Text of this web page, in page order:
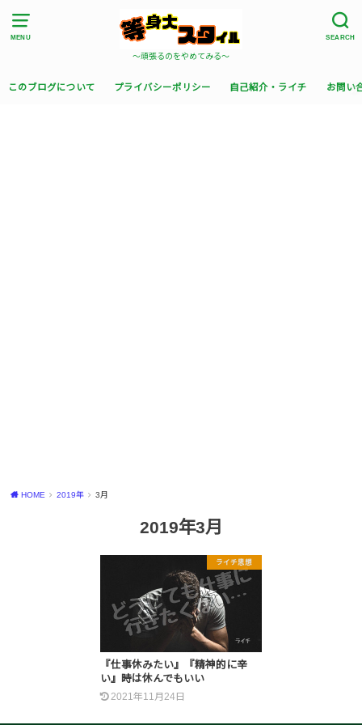
MENU SEARCH
〜頑張るのをやめてみる〜
このブログについて プライバシーポリシー 自己紹介・ライチ お問い
HOME 2019年 3月
2019年3月
ライチ思想
『仕事休みたい』『精神的に辛
い』時は休んでもいい
2021年11月24日